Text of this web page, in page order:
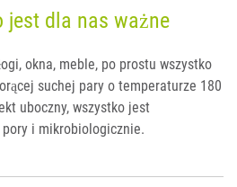
jest dla nas ważne
okna, meble, po prostu wszystko
suchej pary o temperaturze 180
uboczny, wszystko jest
pory i mikrobiologicznie.